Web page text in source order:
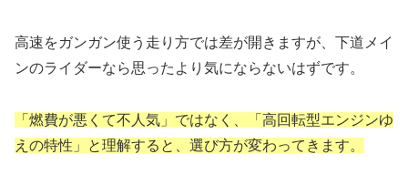
高速をガンガン使う走り方では差が開きますが、下道メイ
ンのライダーなら思ったより気にならないはずです。
「燃費が悪くて不人気」ではなく、「高回転型エンジンゆ
えの特性」と理解すると、選び方が変わってきます。